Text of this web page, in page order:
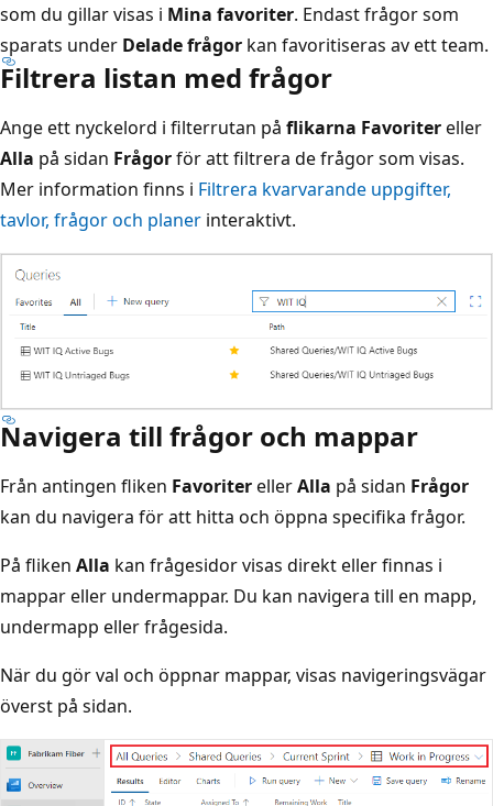
som du gillar visas i Mina favoriter. Endast frågor som
sparats under Delade frågor kan favoritiseras av ett team.
Filtrera listan med frågor
Ange ett nyckelord i filterrutan på flikarna Favoritereller
Alla på sidan Frågorför att filtrera de frågor som visas.
Mer information finns i Filtrera kvarvarande uppgifter,
tavlor, frågor och planer interaktivt.
Navigera till frågor och mappar
Från antingen fliken FavoriterellerAlla på sidan Frågor
kan du navigera för att hitta och öppna specifika frågor.
På fliken Alla kan frågesidor visas direkt eller finnas i
mappar eller undermappar. Du kan navigera till en mapp,
undermapp eller frågesida.
När du gör val och öppnar mappar, visas navigeringsvägar
överst på sidan.